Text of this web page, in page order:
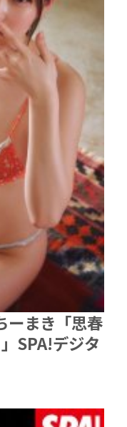
ーまき「思春
SPA!デジタ